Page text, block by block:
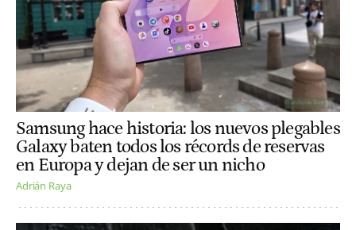
Samsung hace historia: los nuevos plegables
Galaxy baten todos los récords de reservas
en Europa y dejan de ser un nicho
Adrián Raya